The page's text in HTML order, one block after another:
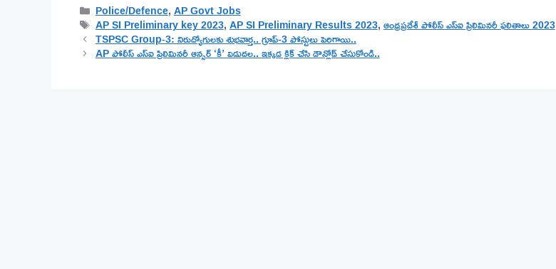
Categories
Police/Defence,AP Govt Jobs
Tags
AP SI Preliminary key 2023,AP SI Preliminary Results 2023,ఆంధ్రప్రదేశ్ పోలీస్ ఎస్ఐ ప్రిలిమినరీ ఫలితాలు 2023
TSPSC Group-3: నిరుద్యోగులకు శుభవార్త.. గ్రూప్-3 పోస్టులు పెరిగాయి..
AP పోలీస్ ఎస్ఐ ప్రిలిమినరీ ఆన్సర్ ‘కీ’ విడుదల.. ఇక్కడ క్లిక్ చేసి డౌన్లోడ్ చేసుకోండి..